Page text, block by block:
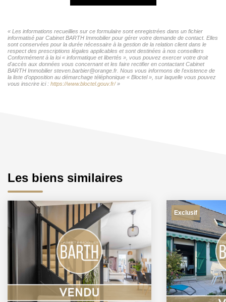
« Les informations recueillies sur ce formulaire sont enregistrées dans un fichier
informatisé par Cabinet BARTH Immobilier pour gérer votre demande de contact. Elles
sont conservées pour la durée nécessaire à la gestion de la relation client dans le
respect des prescriptions légales applicables et sont destinées à nos conseillers
Conformément à la loi « informatique et libertés », vous pouvez exercer votre droit
d'accès aux données vous concernant et les faire rectifier en contactant Cabinet
BARTH Immobilier steven.barbier@orange.fr. Nous vous informons de l'existence de
la liste d'opposition au démarchage téléphonique « Bloctel », sur laquelle vous pouvez
vous inscrire ici : https://www.bloctel.gouv.fr/»
Les biens similaires
Exclusif